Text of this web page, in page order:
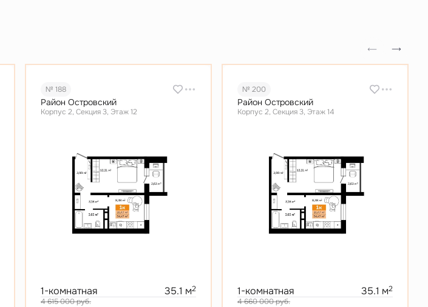
№ 188
Район Островский
Корпус 2, Секция 3, Этаж 12
1-комнатная 35.1 м2
4 615 000руб.
№ 200
Район Островский
Корпус 2, Секция 3, Этаж 14
1-комнатная 35.1 м2
4 660 000руб.